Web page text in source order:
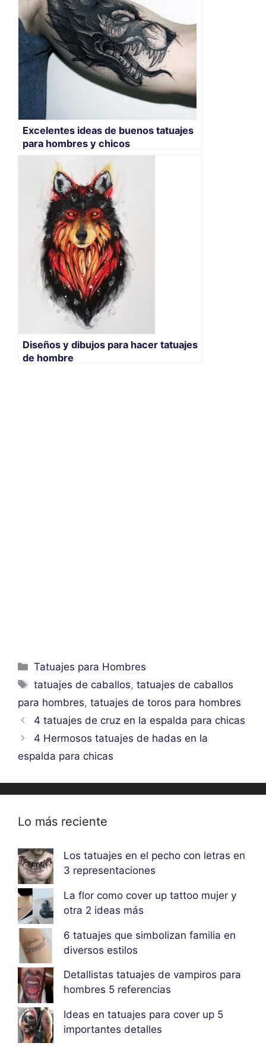
Excelentes ideas de buenos tatuajes
para hombres y chicos
Diseños y dibujos para hacer tatuajes
de hombre
Categorías
Tatuajes para Hombres
Etiquetas
tatuajes de caballos,tatuajes de caballos
para hombres, tatuajes de toros para hombres
4 tatuajes de cruz en la espalda para chicas
4 Hermosos tatuajes de hadas en la
espalda para chicas
Lo más reciente
Los tatuajes en el pecho con letras en
3 representaciones
La flor como cover up tattoo mujer y
otra 2 ideas más
6 tatuajes que simbolizan familia en
diversos estilos
Detallistas tatuajes de vampiros para
hombres 5 referencias
Ideas en tatuajes para cover up 5
importantes detalles